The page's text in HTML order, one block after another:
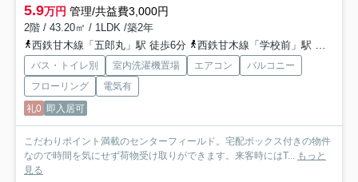
5.9万円 管理/共益費3,000円
2階 / 43.20㎡ / 1LDK /築2年
西鉄甘木線「五郎丸」駅 徒歩6分
西鉄甘木線「学校前」駅 徒歩13分
バス・トイレ別 室内洗濯機置場 エアコン
バルコニー
フローリング
電気有
礼0 即入居可
こだわりポイント満載のセンターフィールド。宅配ボックス付きの物件
なので時間を気にせず荷物受け取りができます。来客時にはT... もっと
見る